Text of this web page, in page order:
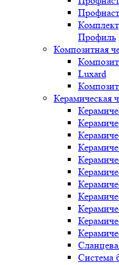
Профиль
Композитная
Luxard
Керамическая
Система